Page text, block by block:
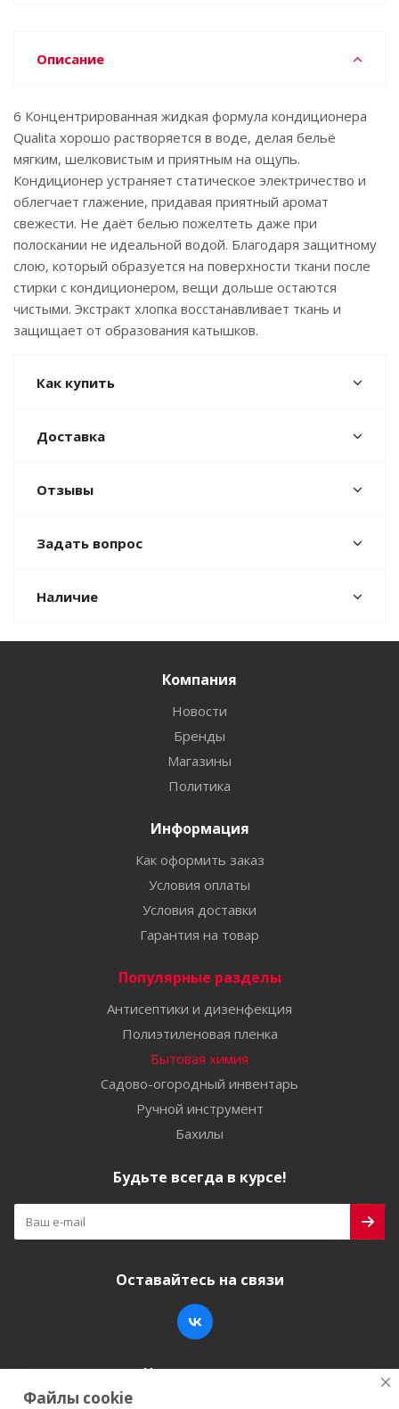
Описание
6 Концентрированная жидкая формула кондиционера
Qualita хорошо растворяется в воде, делая бельё
мягким, шелковистым и приятным на ощупь.
Кондиционер устраняет статическое электричество и
облегчает глажение, придавая приятный аромат
свежести. Не даёт белью пожелтеть даже при
полоскании не идеальной водой. Благодаря защитному
слою, который образуется на поверхности ткани после
стирки с кондиционером, вещи дольше остаются
чистыми. Экстракт хлопка восстанавливает ткань и
защищает от образования катышков.
Как купить
Доставка
Отзывы
Задать вопрос
Наличие
Компания
Новости
Бренды
Магазины
Политика
Информация
Как оформить заказ
Условия оплаты
Условия доставки
Гарантия на товар
Популярные разделы
Антисептики и дизенфекция
Полиэтиленовая пленка
Бытовая химия
Садово-огородный инвентарь
Ручной инструмент
Бахилы
Будьте всегда в курсе!
Оставайтесь на связи
Наши контакты
Файлы cookie